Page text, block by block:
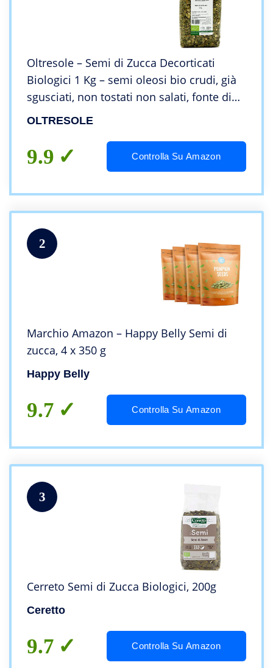
Oltresole – Semi di Zucca Decorticati
Biologici 1 Kg – semi oleosi bio crudi, già
sgusciati, non tostati non salati, fonte di
proteine, ideali come snack e da utilizzare
OLTRESOLE
9.9 Controlla Su Amazon
2
Marchio Amazon – Happy Belly Semi di
zucca, 4 x 350 g
Happy Belly
9.7 Controlla Su Amazon
3
Cerreto Semi di Zucca Biologici, 200g
Ceretto
9.7 Controlla Su Amazon